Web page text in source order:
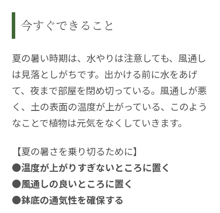
今すぐできること
夏の暑い時期は、水やりは注意しても、風通し
は見落としがちです。出かける前に水をあげ
て、夜まで部屋を閉め切っている。風通しが悪
く、土の表面の温度が上がっている、このよう
なことで植物は元気をなくしていきます。
【夏の暑さを乗り切るために】
●温度が上がりすぎないところに置く
●風通しの良いところに置く
●鉢底の通気性を確保する